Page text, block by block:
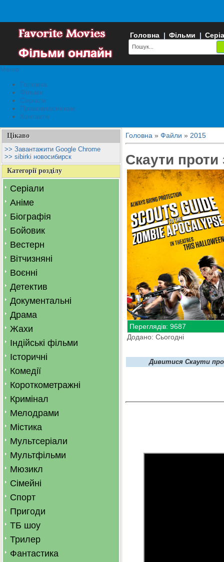
Головна | Фільми |
Меню
Головна
Фільми
Серіали
Правовласникам
Контакти
Цікаво
>> Завантажити Google Chrome
>> sibirki новосибирск
Категорії розділу
Серіали
Аніме
Біографія
Бойовик
Вестерн
Вітчизняні
Воєнні
Детектив
Документальні
Драма
Жахи
Індійські фільми
Історичні
Комедії
Короткометражні
Кримінал
Мелодрами
Містика
Мультсеріали
Мультфільми
Мюзикл
Сімейні
Спорт
Пригоди
ТБ шоу
Трилер
Фантастика
Головна » Файли » 2015
Скаути проти
Переглядів: 9687
Додано: Сьогодні
Дивитися Скаути